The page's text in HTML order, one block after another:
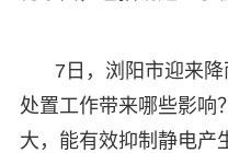
7日，浏阳市迎来
处置工作带来哪些影响
大，能有效抑制静电产